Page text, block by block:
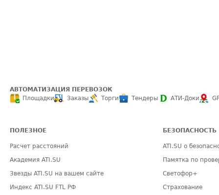
АВТОМАТИЗАЦИЯ ПЕРЕВОЗОК
Площадки
Заказы Торги Тендеры АТИ-Доки
ПОЛЕЗНОЕ
Расчет расстояний
Академия ATI.SU
Звезды ATI.SU на вашем сайте
Индекс ATI.SU FTL РФ
БЕЗОПАСНОСТЬ
ATI.SU о
Памятка по
Светофор+
Страхование